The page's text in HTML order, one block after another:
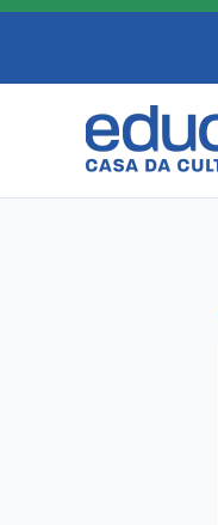
Skip
content